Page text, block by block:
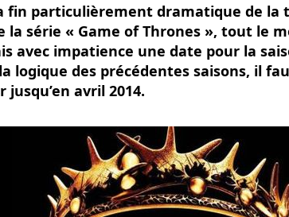
fin particulièrement dramatique de la
la série « Game of Thrones », tout le
avec impatience une date pour la
logique des précédentes saisons, il
avril 2014.